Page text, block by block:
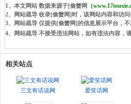
1、本文网站 数据来源于[偷蟹网 （
2、网站疏导 收录[偷蟹网]时，该网站内容和访
3、网站疏导 仅提供[偷蟹网]的信息展示平台，不
4、网站疏导 不接受违法网站，如有违法内容，
相关站点
三文有话说网 爱笑话网